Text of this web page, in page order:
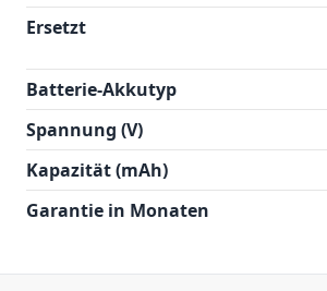
Ersetzt
Batterie-Akkutyp
Spannung (V)
Kapazität (mAh)
Garantie in Monaten